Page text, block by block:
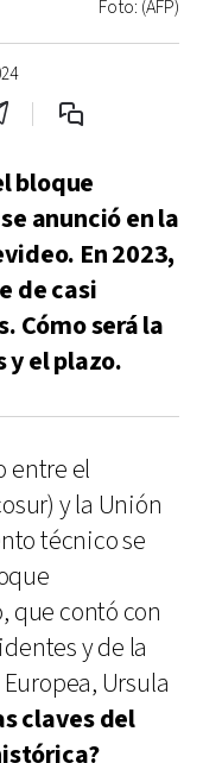
Foto: (AFP)
bloque
anunció en la
En 2023,
de casi
Cómo será la
el plazo.
entre el
y la Unión
técnico se
que contó con
y de la
Ursula
claves del